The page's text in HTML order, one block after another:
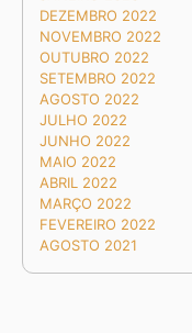
DEZEMBRO 2022
NOVEMBRO 2022
OUTUBRO 2022
SETEMBRO 2022
AGOSTO 2022
JULHO 2022
JUNHO 2022
MAIO 2022
ABRIL 2022
MARÇO 2022
FEVEREIRO 2022
AGOSTO 2021